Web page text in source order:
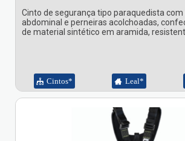
Cinto de segurança tipo paraquedista
abdominal e perneiras acolchoadas,
de material sintético em aramida,
Cintos* Leal*